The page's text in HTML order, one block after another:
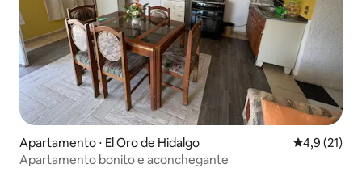
Apartamento ⋅ El Oro de Hidalgo 4,9 de uma
4,9 (21)
Apartamento bonito e aconchegante